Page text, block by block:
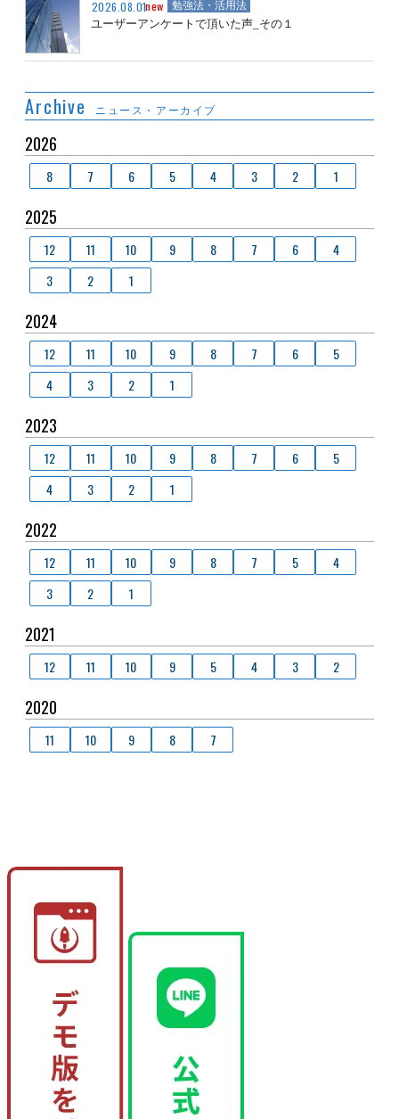
2026.08.01new 勉強法・活用法
ユーザーアンケートで頂いた声_その１
Archive ニュース・アーカイブ
2026
8 7 6 5 4 3 2 1
2025
12 11 10 9 8 7 6
4
3
2 1
2024
12 11 10 9 8 7 6
5
4
3 2 1
2023
12 11 10 9 8 7 6
5
4
3 2 1
2022
12 11 10 9 8 7 5
4
3
2 1
2021
12 11 10 9 5 4 3 2
2020
11 10 9 8 7